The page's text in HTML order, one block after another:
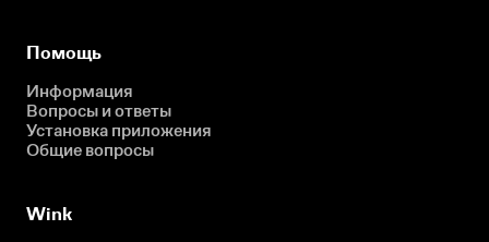
Помощь
Информация
Вопросы и ответы
Установка приложения
Общие вопросы
Wink